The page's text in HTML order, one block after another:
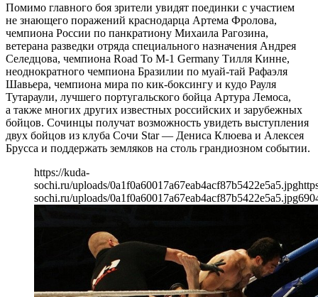
Помимо главного боя зрители увидят поединки с участием
не знающего поражений краснодарца Артема Фролова,
чемпиона России по панкратиону Михаила Рагозина,
ветерана разведки отряда специального назначения Андрея
Селедцова, чемпиона Road To M-1 Germany Тилля Кинне,
неоднократного чемпиона Бразилии по муай-тай Рафаэля
Шавьера, чемпиона мира по кик-боксингу и кудо Рауля
Тутараули, лучшего португальского бойца Артура Лемоса,
а также многих других известных российских и зарубежных
бойцов. Сочинцы получат возможность увидеть выступления
двух бойцов из клуба Сочи Star — Дениса Клюева и Алексея
Брусса и поддержать земляков на столь грандиозном событии.
https://kuda-
sochi.ru/uploads/0a1f0a60017a67eab4acf87b5422e5a5.jpg
sochi.ru/uploads/0a1f0a60017a67eab4acf87b5422e5a5.jpg690